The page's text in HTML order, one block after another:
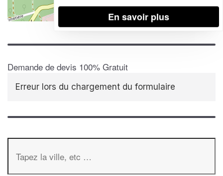
| Map data ©OpenStreetMap contributors,
Demande de devis 100% Gratuit
Erreur lors du chargement du formulaire
En savoir plus